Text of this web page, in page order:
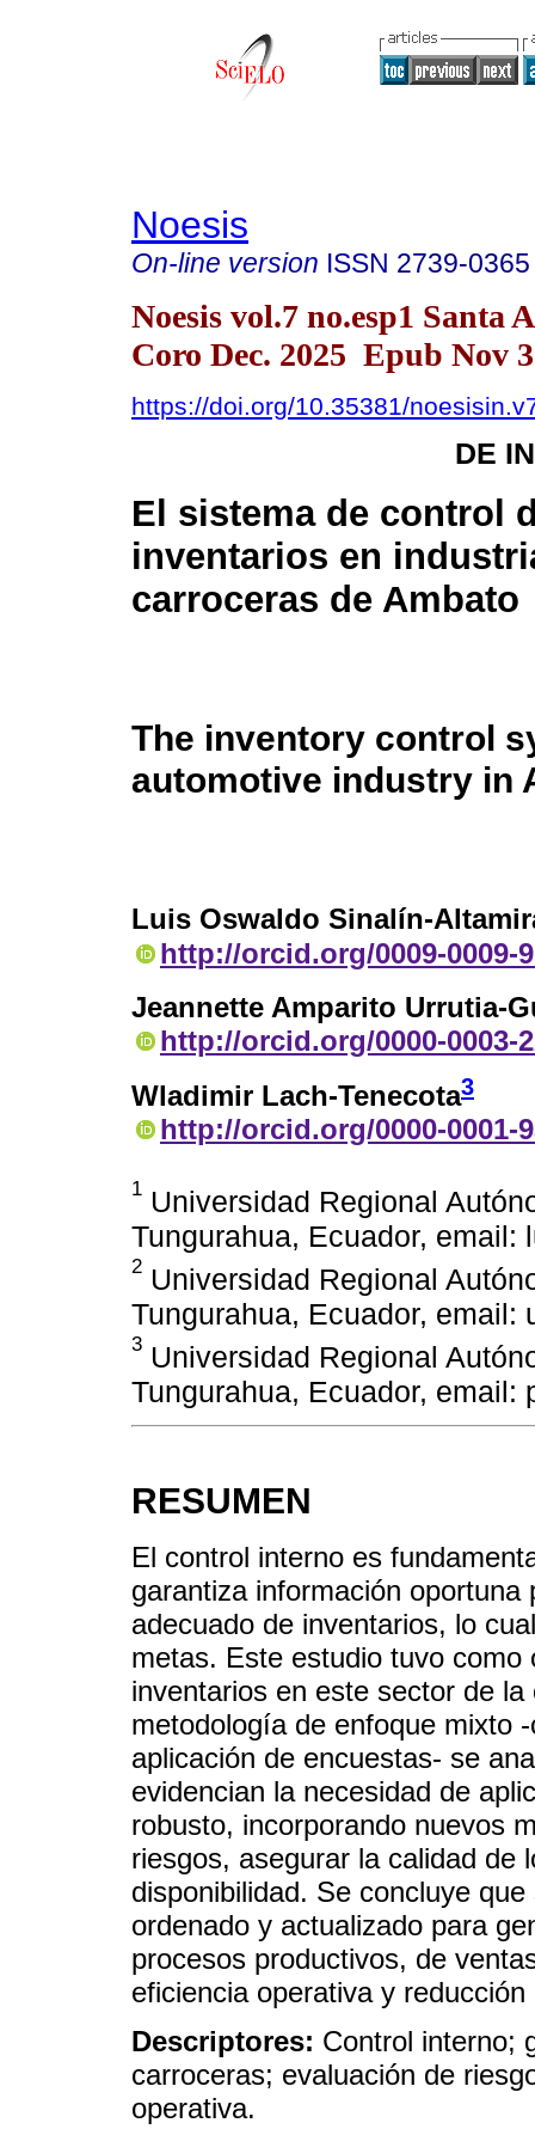
Noesis
On-line version ISSN 2739-0365
Noesis vol.7 no.esp1 Santa
Coro Dec. 2025 Epub Nov
https://doi.org/10.35381/
DE
El sistema de control
inventarios en
carroceras de Ambato
The inventory control
automotive industry in
Luis Oswaldo Sinalín-
http://orcid.org/0009-0009-
Jeannette Amparito Urrutia-
http://orcid.org/0000-0003-
Wladimir Lach-Tenecota3
http://orcid.org/0000-0001-
1 Universidad Regional
Tungurahua, Ecuador, email:
2 Universidad Regional
Tungurahua, Ecuador, email:
3 Universidad Regional
Tungurahua, Ecuador, email:
RESUMEN
El control interno es
garantiza información
adecuado de inventarios, lo
metas. Este estudio tuvo
inventarios en este sector de
metodología de enfoque mixto
aplicación de encuestas- se
evidencian la necesidad de
robusto, incorporando nuevos
riesgos, asegurar la calidad de
disponibilidad. Se concluye
ordenado y actualizado para
procesos productivos, de
eficiencia operativa y
Descriptores: Control interno;
carroceras; evaluación de
operativa.